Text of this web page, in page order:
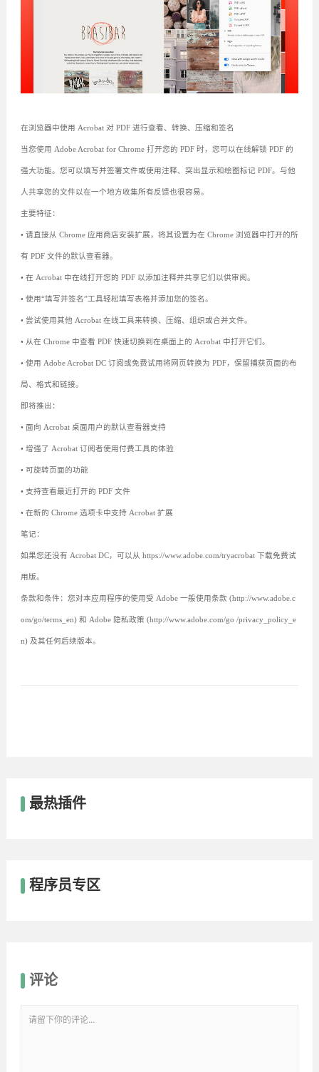
在浏览器中使用 Acrobat 对 PDF 进行查看、转换、压缩和签名
当您使用 Adob​​e Acrobat for Chrome 打开您的 PDF 时，您可以在线解锁 PDF 的
强大功能。您可以填写并签署文件或使用注释、突出显示和绘图标记 PDF。与他
人共享您的文件以在一个地方收集所有反馈也很容易。
主要特征：
• 请直接从 Chrome 应用商店安装扩展，将其设置为在 Chrome 浏览器中打开的所
有 PDF 文件的默认查看器。
• 在 Acrobat 中在线打开您的 PDF 以添加注释并共享它们以供审阅。
• 使用“填写并签名”工具轻松填写表格并添加您的签名。
• 尝试使用其他 Acrobat 在线工具来转换、压缩、组织或合并文件。
• 从在 Chrome 中查看 PDF 快速切换到在桌面上的 Acrobat 中打开它们。
• 使用 Adob​​e Acrobat DC 订阅或免费试用将网页转换为 PDF，保留捕获页面的布
局、格式和链接。
即将推出：
• 面向 Acrobat 桌面用户的默认查看器支持
• 增强了 Acrobat 订阅者使用付费工具的体验
• 可旋转页面的功能
• 支持查看最近打开的 PDF 文件
• 在新的 Chrome 选项卡中支持 Acrobat 扩展
笔记：
如果您还没有 Acrobat DC，可以从 https://www.adobe.com/tryacrobat 下载免费试
用版。
条款和条件：您对本应用程序的使用受 Adob​​e 一般使用条款 (http://www.adobe.c
om/go/terms_en) 和 Adob​​e 隐私政策 (http://www.adobe.com/go /privacy_policy_e
n) 及其任何后续版本。
最热插件
程序员专区
评论